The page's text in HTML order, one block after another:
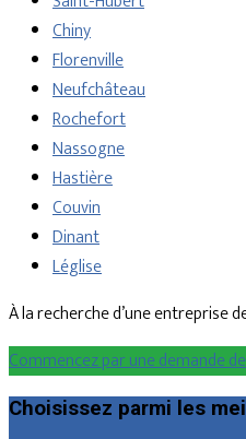
Chiny
Florenville
Neufchâteau
Rochefort
Nassogne
Hastière
Couvin
Dinant
Léglise
À la recherche d’une entreprise
Commencez par une demande
Choisissez parmi les